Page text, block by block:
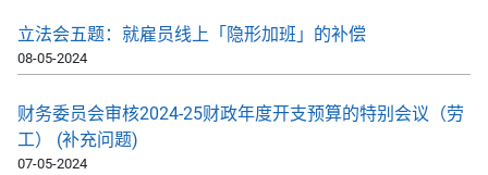
立法会五题：就雇员线上「隐形加班」的补偿
08-05-2024
财务委员会审核2024-25财政年度开支预算的特别会议（劳
工） (补充问题)
07-05-2024